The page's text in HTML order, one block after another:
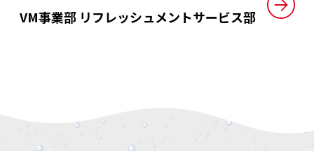
VM事業部 リフレッシュメントサービス部